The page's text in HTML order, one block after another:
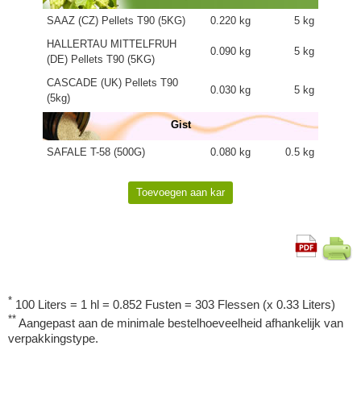
SAAZ (CZ) Pellets T90 (5KG) 0.220 kg
5 kg
HALLERTAU MITTELFRUH
(DE) Pellets T90 (5KG)
0.090 kg 5 kg
CASCADE (UK) Pellets T90
(5kg)
0.030 kg 5 kg
Gist
SAFALE T-58 (500G) 0.080 kg 0.5 kg
* 100 Liters = 1 hl = 0.852 Fusten = 303 Flessen (x 0.33 Liters)
** Aangepast aan de minimale bestelhoeveelheid afhankelijk van
verpakkingstype.